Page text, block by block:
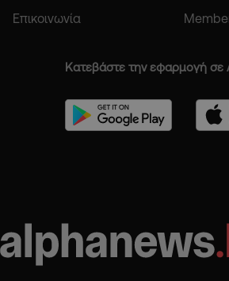
Επικοινωνία
Κατεβάστε την εφαρμογή σε